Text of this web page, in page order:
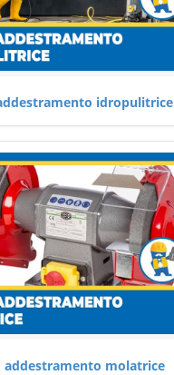
idropulitrice
addestramento molatrice